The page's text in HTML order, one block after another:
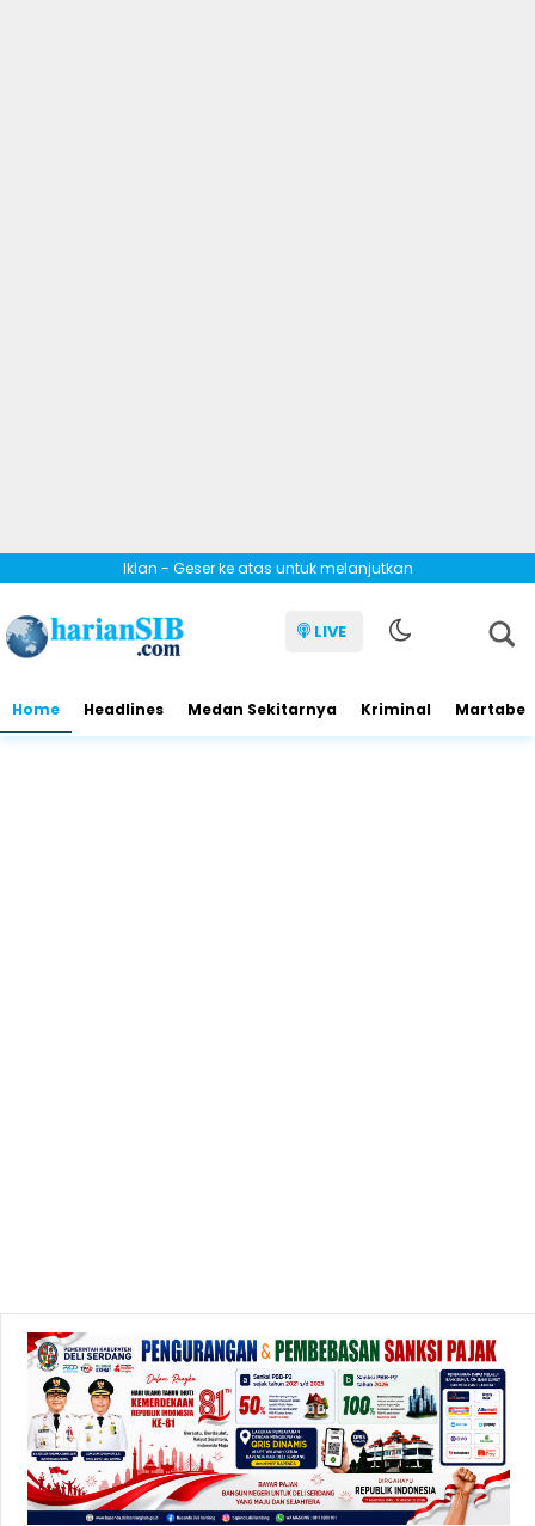
Iklan - Geser ke atas untuk melanjutkan
LIVE
Home Headlines Medan Sekitarnya Kriminal Martabe